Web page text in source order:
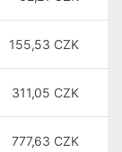
155,53 CZK
311,05 CZK
777,63 CZK